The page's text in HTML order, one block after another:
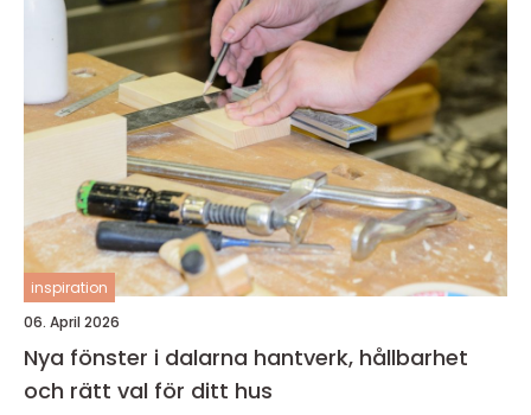
inspiration
06. April 2026
Nya fönster i dalarna hantverk, hållbarhet
och rätt val för ditt hus